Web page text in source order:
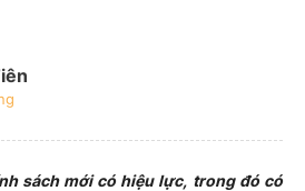
sách mới có hiệu lực, trong đó có